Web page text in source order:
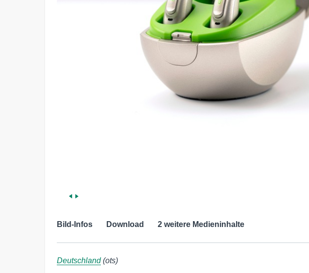
Bild-Infos Download 2 weitere Medieninhalte
Deutschland(ots)